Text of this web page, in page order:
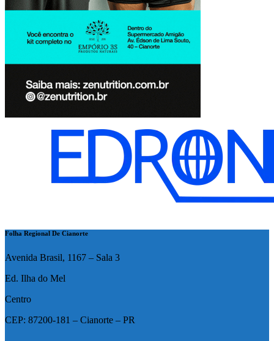
Folha Regional De Cianorte
Avenida Brasil, 1167 – Sala 3
Ed. Ilha do Mel
Centro
CEP: 87200-181 – Cianorte – PR